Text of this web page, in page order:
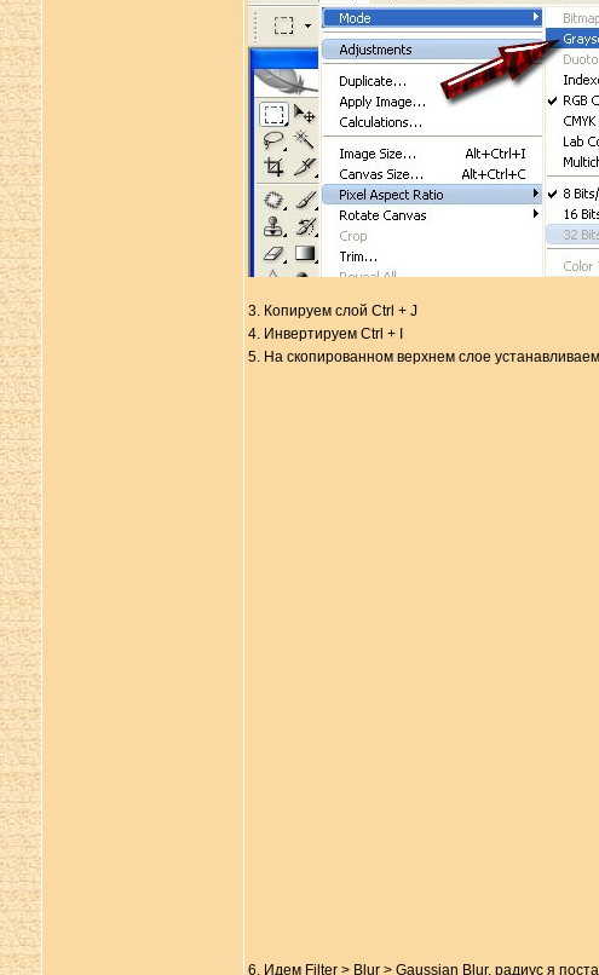
3. Копируем слой Ctrl + J
4. Инвертируем Ctrl + I
5. На скопированном верхнем слое
6. Идем Filter > Blur > Gaussian Blur, радиус я